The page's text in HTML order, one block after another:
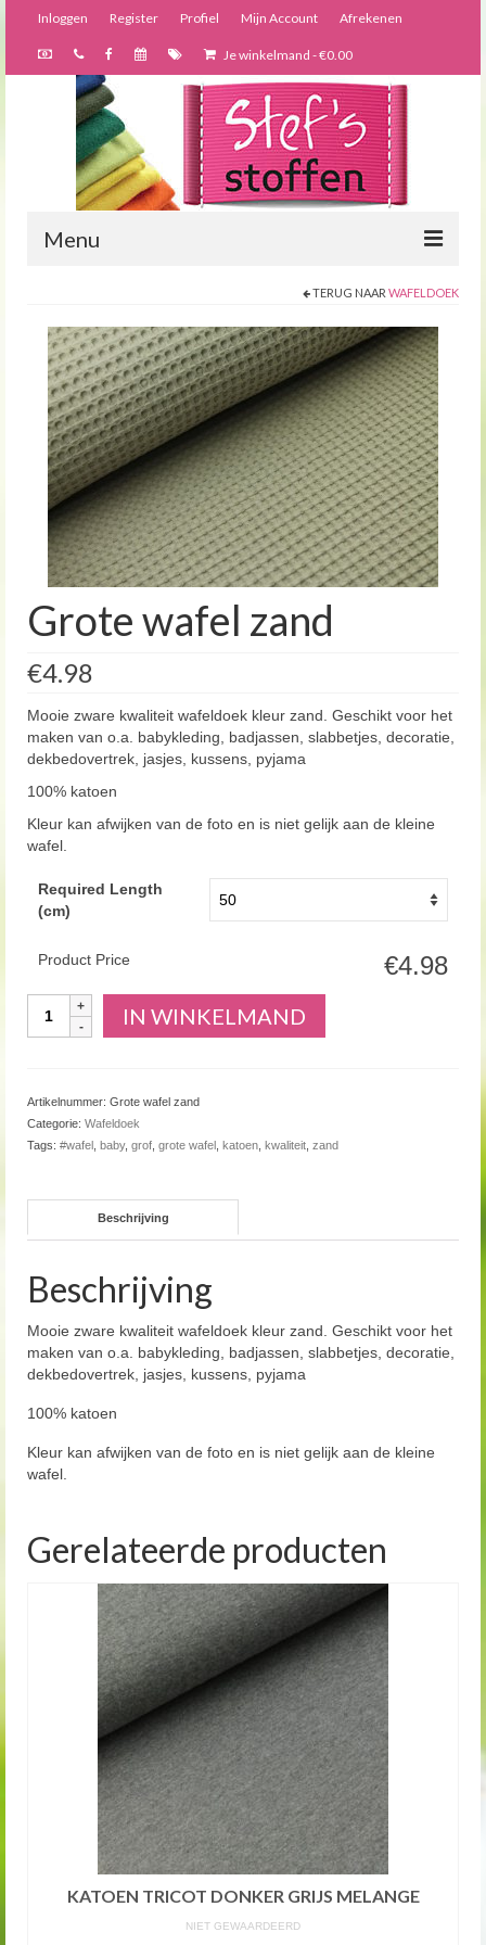
Inloggen Register Profiel Mijn Account Afrekenen
Je winkelmand -€0.00
Menu
Webshop
Bijzondere creaties
Forums
Over ons
TERUG NAAR WAFELDOEK
Grote wafel zand
€4.98
Mooie zware kwaliteit wafeldoek kleur zand. Geschikt voor het
maken van o.a. babykleding, badjassen, slabbetjes, decoratie,
dekbedovertrek, jasjes, kussens, pyjama
100% katoen
Kleur kan afwijken van de foto en is niet gelijk aan de kleine
wafel.
Required Length
(cm)
Product Price €4.98
IN WINKELMAND
Artikelnummer: Grote wafel zand
Categorie: Wafeldoek
Tags: #wafel baby, grof grote wafel katoen kwaliteit zand
Beschrijving
Beschrijving
Mooie zware kwaliteit wafeldoek kleur zand. Geschikt voor het
maken van o.a. babykleding, badjassen, slabbetjes, decoratie,
dekbedovertrek, jasjes, kussens, pyjama
100% katoen
Kleur kan afwijken van de foto en is niet gelijk aan de kleine
wafel.
Gerelateerde producten
KATOEN TRICOT DONKER GRIJS MELANGE
NIET GEWAARDEERD